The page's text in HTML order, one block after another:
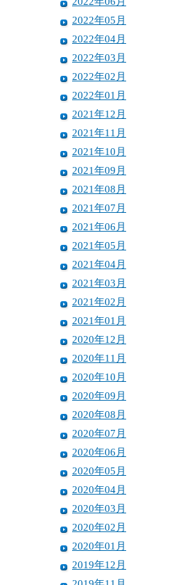
2022年05月
2022年04月
2022年03月
2022年02月
2022年01月
2021年12月
2021年11月
2021年10月
2021年09月
2021年08月
2021年07月
2021年06月
2021年05月
2021年04月
2021年03月
2021年02月
2021年01月
2020年12月
2020年11月
2020年10月
2020年09月
2020年08月
2020年07月
2020年06月
2020年05月
2020年04月
2020年03月
2020年02月
2020年01月
2019年12月